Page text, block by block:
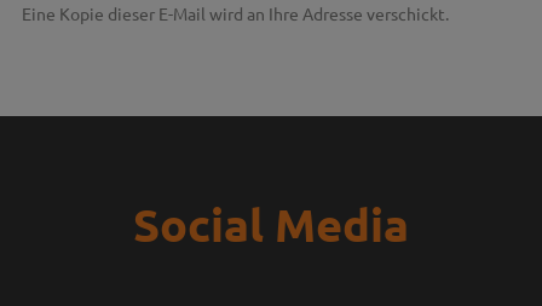
Eine Kopie dieser E-Mail wird an Ihre Adresse verschickt.
Social Media